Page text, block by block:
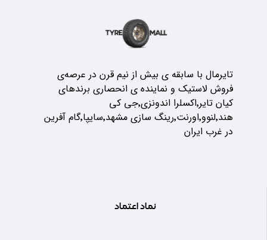
تایرمال با سابقه ی بیش از نیم قرن در عرصه‌ی
فروش لاستیک و نماینده ی انحصاری برندهای
کیان تایر٬اکسلرا اندونزی٬جی کی
هند٬لنوو٬اورنت٬رینگ سازی مشهد٬سایپا٬گام آفرین
در غرب ایران
نماد اعتماد